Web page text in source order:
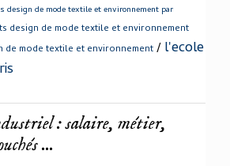
design de mode textile et environnement par
design de mode textile et environnement
de mode textile et environnement /l'ecole
: salaire, métier,
...